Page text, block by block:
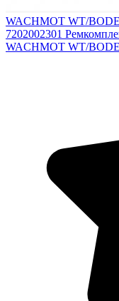
WACHMOT WT/
7202002301
WACHMOT WT/